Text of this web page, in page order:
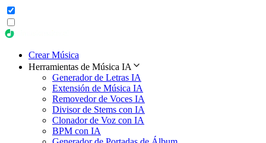
Crear Música
Herramientas de Música IA
Generador de Letras IA
Extensión de Música IA
Removedor de Voces IA
Divisor de Stems con IA
Clonador de Voz con IA
BPM con IA